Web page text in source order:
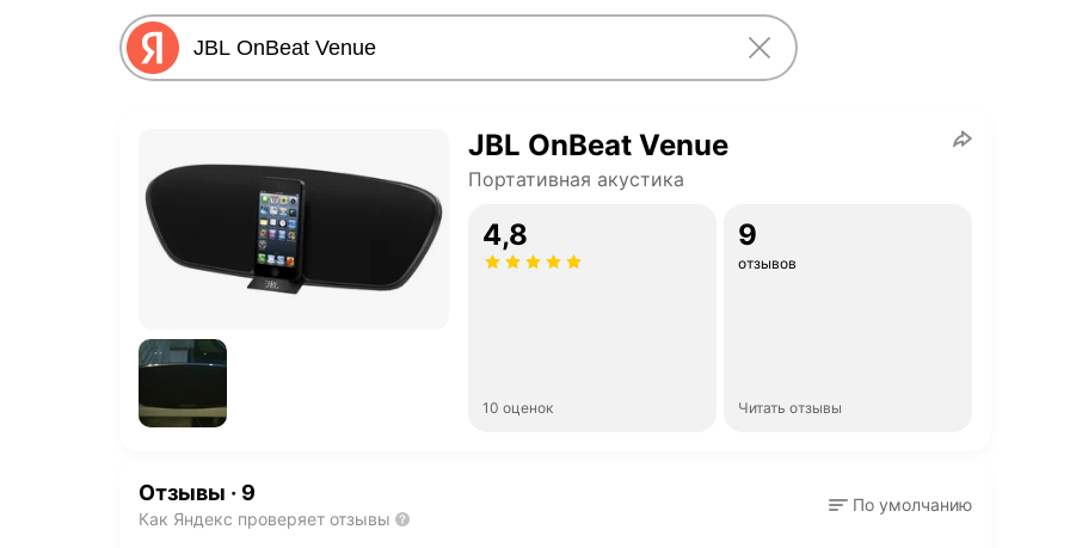
JBL OnBeat Venue
Портативная акустика
4,8
10 оценок
9
отзывов
Читать отзывы
Отзывы · 9
Как Яндекс проверяет отзывы
По умолчанию